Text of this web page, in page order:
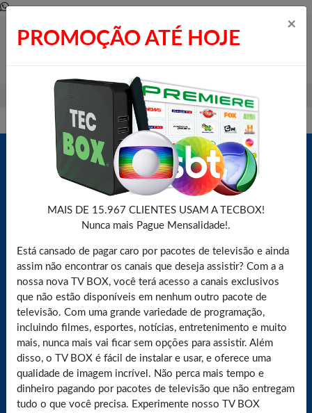
PROMOÇÃO ATÉ HOJE
×
MAIS DE 15.967 CLIENTES USAM A TECBOX!
Nunca mais Pague Mensalidade!.
Está cansado de pagar caro por pacotes de televisão e ainda
assim não encontrar os canais que deseja assistir? Com a a
nossa nova TV BOX, você terá acesso a canais exclusivos
que não estão disponíveis em nenhum outro pacote de
televisão. Com uma grande variedade de programação,
incluindo filmes, esportes, notícias, entretenimento e muito
mais, nunca mais vai ficar sem opções para assistir. Além
disso, o TV BOX é fácil de instalar e usar, e oferece uma
qualidade de imagem incrível. Não perca mais tempo e
dinheiro pagando por pacotes de televisão que não entregam
tudo o que você precisa. Experimente nosso TV BOX
Produtos Tangíveis
Camera de Ip
Saiba mais agora através do nosso Whatsapp
Leve 1 Câmera Espiã 360 por
apenas R$ 237,00. Sua casa
MAIS SEGURA! Saiba Como
Instalar nesse vídeo!